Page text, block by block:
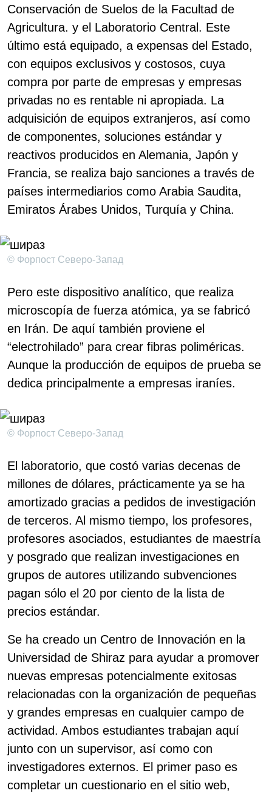
Conservación de Suelos de la Facultad de
Agricultura. y el Laboratorio Central. Este
último está equipado, a expensas del Estado,
con equipos exclusivos y costosos, cuya
compra por parte de empresas y empresas
privadas no es rentable ni apropiada. La
adquisición de equipos extranjeros, así como
de componentes, soluciones estándar y
reactivos producidos en Alemania, Japón y
Francia, se realiza bajo sanciones a través de
países intermediarios como Arabia Saudita,
Emiratos Árabes Unidos, Turquía y China.
© Форпост Северо-Запад
Pero este dispositivo analítico, que realiza
microscopía de fuerza atómica, ya se fabricó
en Irán. De aquí también proviene el
“electrohilado” para crear fibras poliméricas.
Aunque la producción de equipos de prueba se
dedica principalmente a empresas iraníes.
© Форпост Северо-Запад
El laboratorio, que costó varias decenas de
millones de dólares, prácticamente ya se ha
amortizado gracias a pedidos de investigación
de terceros. Al mismo tiempo, los profesores,
profesores asociados, estudiantes de maestría
y posgrado que realizan investigaciones en
grupos de autores utilizando subvenciones
pagan sólo el 20 por ciento de la lista de
precios estándar.
Se ha creado un Centro de Innovación en la
Universidad de Shiraz para ayudar a promover
nuevas empresas potencialmente exitosas
relacionadas con la organización de pequeñas
y grandes empresas en cualquier campo de
actividad. Ambos estudiantes trabajan aquí
junto con un supervisor, así como con
investigadores externos. El primer paso es
completar un cuestionario en el sitio web,